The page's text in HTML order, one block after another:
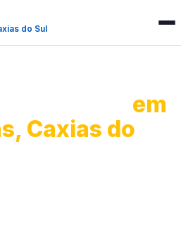
do Sul
em
Caxias do